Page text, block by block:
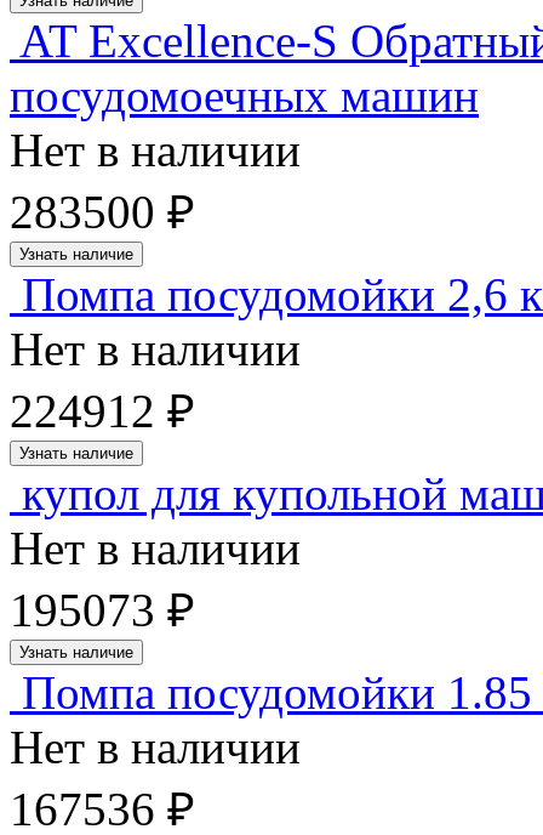
AT Excellence-S
посудомоечных машин
Нет в наличии
283500 ₽
Узнать наличие
Помпа посудомойки 2,6
Нет в наличии
224912 ₽
Узнать наличие
купол для купольной
Нет в наличии
195073 ₽
Узнать наличие
Помпа посудомойки
Нет в наличии
167536 ₽